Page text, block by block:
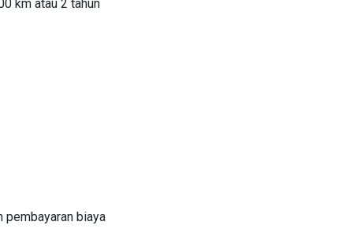
km atau 2 tahun
pembayaran biaya